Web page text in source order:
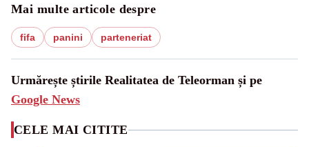
Mai multe articole despre
fifa panini parteneriat
Urmărește știrile Realitatea de Teleorman și pe
Google News
CELE MAI CITITE